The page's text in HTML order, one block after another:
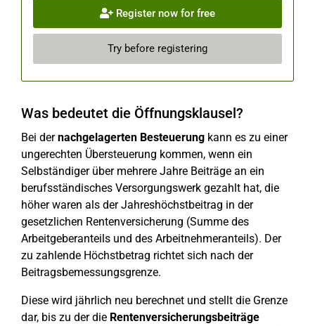
Register now for free
Try before registering
Was bedeutet die Öffnungsklausel?
Bei dernachgelagerten Besteuerung kann es zu einer
ungerechten Übersteuerung kommen, wenn ein
Selbständiger über mehrere Jahre Beiträge an ein
berufsständisches Versorgungswerk gezahlt hat, die
höher waren als der Jahreshöchstbeitrag in der
gesetzlichen Rentenversicherung (Summe des
Arbeitgeberanteils und des Arbeitnehmeranteils). Der
zu zahlende Höchstbetrag richtet sich nach der
Beitragsbemessungsgrenze.
Diese wird jährlich neu berechnet und stellt die Grenze
dar, bis zu der die Rentenversicherungsbeiträge